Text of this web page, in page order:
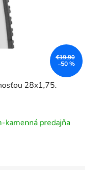
28x1,75.
kamenná predajňa
€19,90
–50 %